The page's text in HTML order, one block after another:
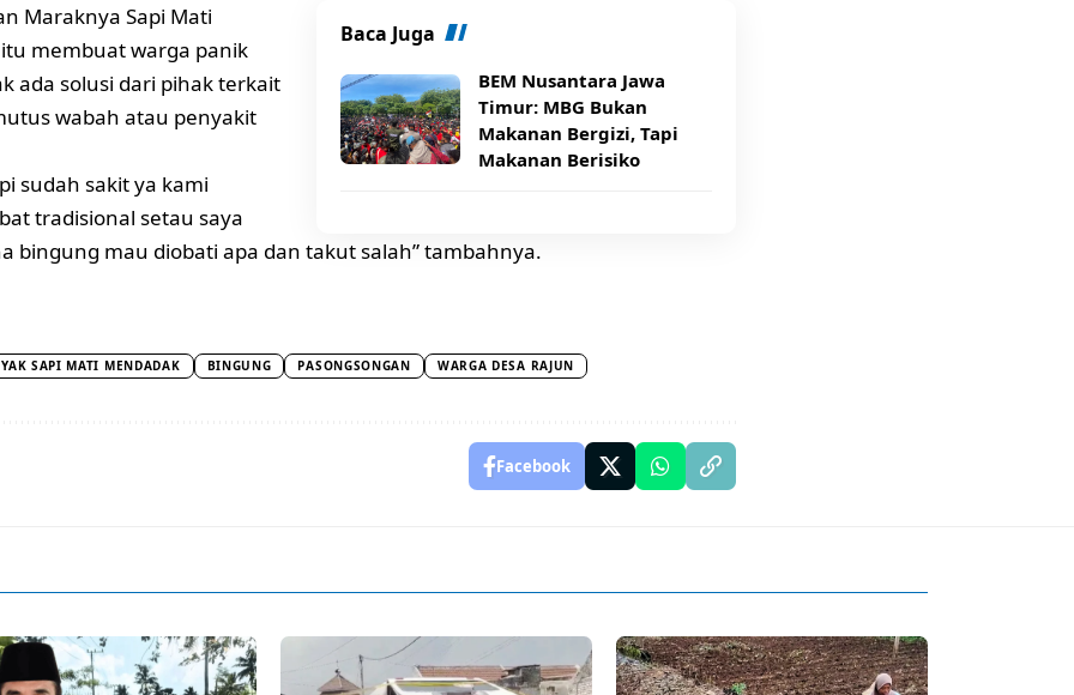
Baca Juga
BEM Nusantara Jawa
Timur: MBG Bukan
Makanan Bergizi, Tapi
Makanan Berisiko
Maraknya Sapi Mati
membuat warga panik
ada solusi dari pihak terkait
wabah atau penyakit
sudah sakit ya kami
tradisional setau saya
bingung mau diobati apa dan takut salah” tambahnya.
SAPI MATI MENDADAK BINGUNG PASONGSONGAN WARGA DESA RAJUN
Facebook